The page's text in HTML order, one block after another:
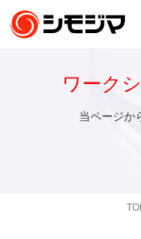
ワーク
当ページか